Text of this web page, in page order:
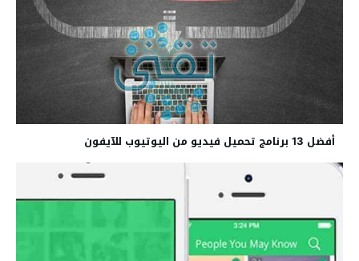
أفضل 13 برنامج تحميل فيديو من اليوتيوب للآيفون